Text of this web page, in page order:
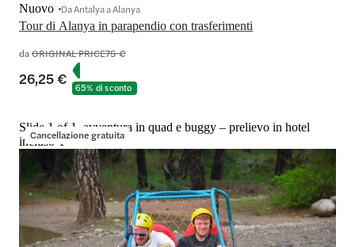
Tour di Alanya in parapendio con trasferimenti
Nuovo Da Antalya a Alanya
daORIGINAL PRICE75 €
26,25 € 65% di sconto
Cancellazione gratuita
Slide 1 of 1, avventura in quad e buggy – prelievo in hotel
incluso-1